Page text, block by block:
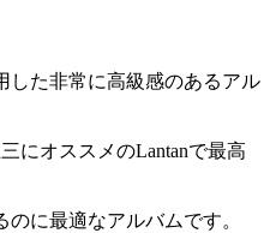
した非常に高級感のあるアル
にオススメのLantanで最高
に最適なアルバムです。